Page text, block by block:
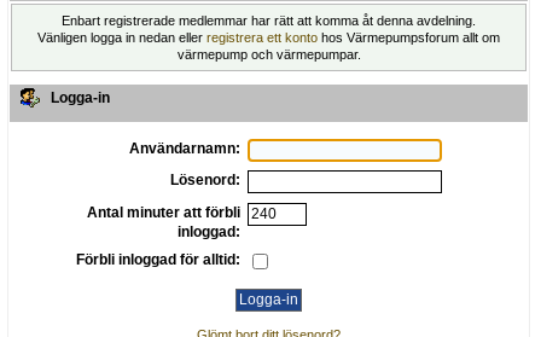
Enbart registrerade medlemmar har rätt att komma åt denna avdelning.
Vänligen logga in nedan eller registrera ett konto hos Värmepumpsforum allt om
värmepump och värmepumpar.
Logga-in
Användarnamn:
Lösenord:
Antal minuter att förbli
inloggad:
Förbli inloggad för alltid: